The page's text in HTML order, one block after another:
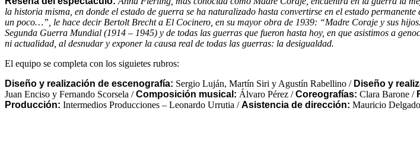
la historia misma, en donde el estado de guerra se ha naturalizado hasta convertirse en el estado
un poco…”, le hace decir Bertolt Brecht a El Cocinero, en su mayor obra de 1939: “Madre Coraje y sus
Segunda Guerra Mundial (1914 – 1945) y de todas las guerras que fueron hasta hoy, en que asistimos a
ni actualidad, al desnudar y exponer la causa real de todas las guerras: la desigualdad.
El equipo se completa con los siguietes rubros:
Diseño y realización de escenografía: Sergio Luján, Martín Siri y Agustín Rabellino / Diseño y
Juan Enciso y Fernando Scorsela /Composición musical: Álvaro Pérez /Coreografías: Clara Barone /
Producción: Intermedios Producciones – Leonardo Urrutia /Asistencia de dirección: Mauricio